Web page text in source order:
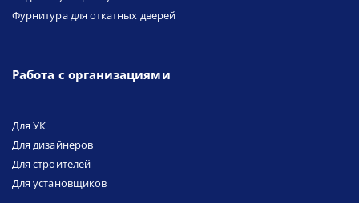
Фурнитура для откатных дверей
Работа с организациями
Для УК
Для дизайнеров
Для строителей
Для установщиков